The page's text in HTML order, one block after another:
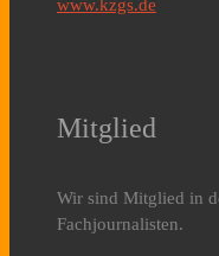
www.kzgs.de
Mitglied
Wir sind Mitglied in
Fachjournalisten.